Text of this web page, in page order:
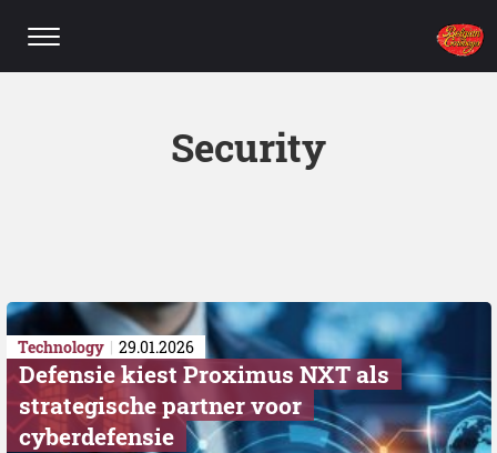
Technology 29.01.2026
Defensie kiest Proximus NXT als
strategische partner voor
cyberdefensie